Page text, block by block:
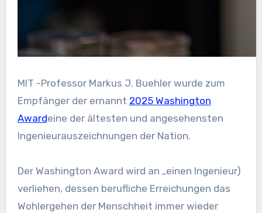
MIT -Professor Markus J. Buehler wurde zum
Empfänger der ernannt 2025 Washington
Awardeine der ältesten und angesehensten
Ingenieurauszeichnungen der Nation.
Der Washington Award wird an „einen Ingenieur)
verliehen, dessen berufliche Erreichungen das
Wohlergehen der Menschheit immer wieder